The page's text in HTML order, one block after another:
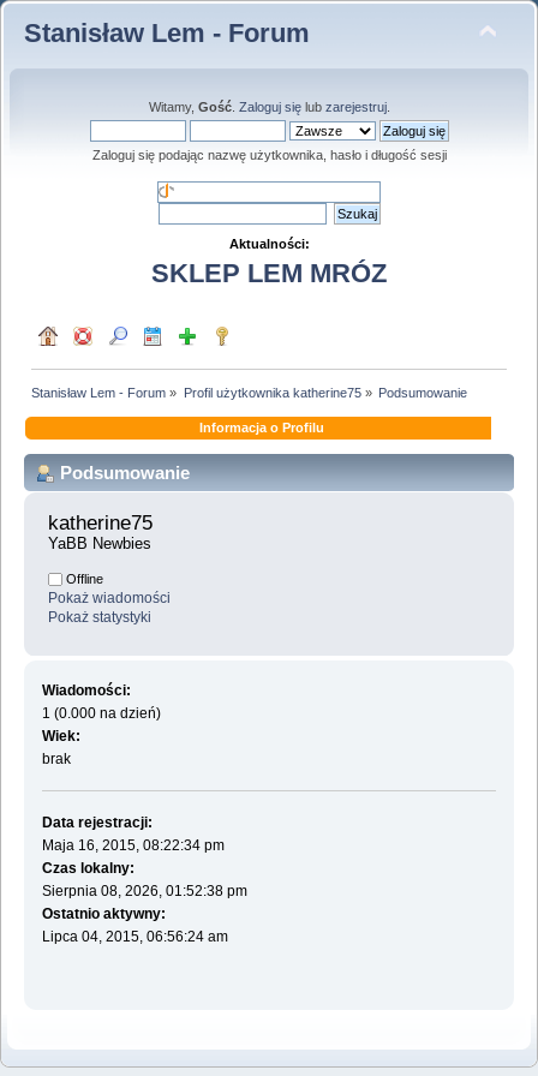
Stanisław Lem - Forum
Witamy, Gość. Zaloguj sięlub zarejestruj.
Zaloguj się podając nazwę użytkownika, hasło i długość sesji
Aktualności:
SKLEP LEM MRÓZ
Stanisław Lem - Forum » Profil użytkownika katherine75» Podsumowanie
Informacja o Profilu
Podsumowanie
katherine75
YaBB Newbies
Offline
Pokaż wiadomości
Pokaż statystyki
Wiadomości:
1 (0.000 na dzień)
Wiek:
brak
Data rejestracji:
Maja 16, 2015, 08:22:34 pm
Czas lokalny:
Sierpnia 08, 2026, 01:52:38 pm
Ostatnio aktywny:
Lipca 04, 2015, 06:56:24 am